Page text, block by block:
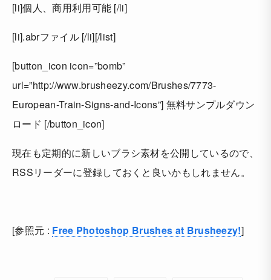
[li]個人、商用利用可能 [/li]
[li].abrファイル [/li][/list]
[button_icon icon=”bomb”
url=”http://www.brusheezy.com/Brushes/7773-
European-Train-Signs-and-Icons”] 無料サンプルダウン
ロード [/button_icon]
現在も定期的に新しいブラシ素材を公開しているので、
RSSリーダーに登録しておくと良いかもしれません。
[参照元 : Free Photoshop Brushes at Brusheezy!]